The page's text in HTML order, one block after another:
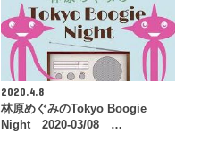
2020.4.8
林原めぐみのTokyo Boogie
Night 2020-03/08 …